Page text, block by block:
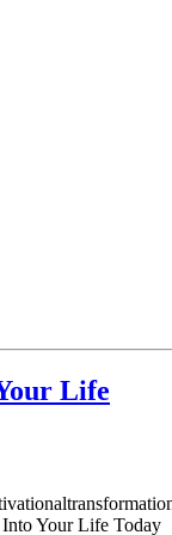
Life
Your Life Today